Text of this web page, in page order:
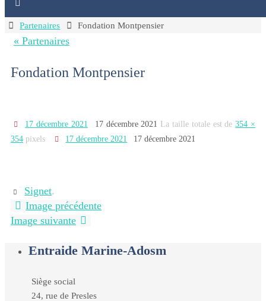
HomePartenaires Fondation Montpensier
« Partenaires
Fondation Montpensier
17 décembre 2021 17 décembre 2021 La taille totale est de354 ×
354 pixels 17 décembre 2021 17 décembre 2021
Signet.
Image précédente
Image suivante
Entraide Marine-Adosm
Siège social
24, rue de Presles